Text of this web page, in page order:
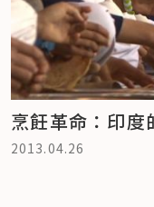
烹飪革命：印度
2013.04.26